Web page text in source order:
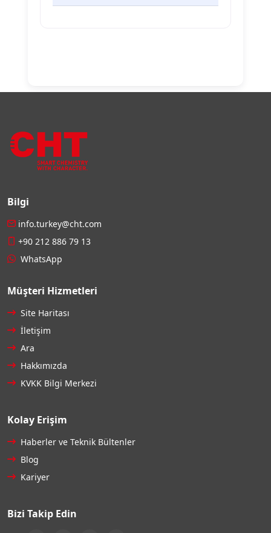
Bilgi
info.turkey@cht.com
+90 212 886 79 13
WhatsApp
Müşteri Hizmetleri
Site Haritası
İletişim
Ara
Hakkımızda
KVKK Bilgi Merkezi
Kolay Erişim
Haberler ve Teknik Bültenler
Blog
Kariyer
Bizi Takip Edin